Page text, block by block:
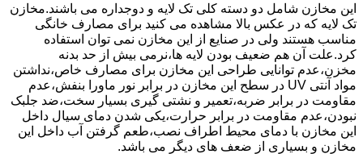
این مخازن شامل دو دسته کلی تک لایه و دوجداره می باشند.مخازن
تک لایه که در عکس بالا مشاهده می کنید برای مصارف خانگی
مناسب هستند ولی در صنایع از این مخازن نمی توان استفاده
کرد.علت آن هم ضعیف بودن لایه ها،نرمی بیش از حد بدنه
مخزن،عدم توانایی طراحی این مخازن برای مصارف خاص،نداشتن
مواد آنتی UV در سطح این مخازن در برابر نور ماورا بنفش،عدم
مقاومت در برابر ضربه،تعمیر و نشتی گیری بسیار سخت،ضد جلبک
نبودن،عدم مقاومت در برابر حرارت،یکی شدن دمای سیال داخل
این مخازن با دمای محیط اطراف نصب،طعم گرفتن آب داخل این
مخازن و بسیاری از ضعف های دیگر می باشد.